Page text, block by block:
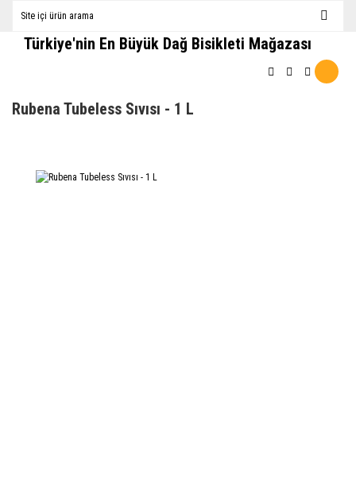
Türkiye'nin En Büyük Dağ Bisikleti Mağazası
Rubena Tubeless Sıvısı - 1 L